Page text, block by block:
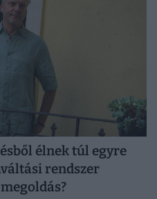
élnek túl egyre
rendszer